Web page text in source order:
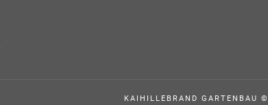
KAIHILLEBRAND GARTENBAU ©